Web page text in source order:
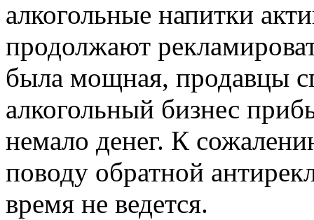
алкогольные напитки
продолжают
была мощная, продавцы
алкогольный бизнес
немало денег. К
поводу обратной
время не ведется.